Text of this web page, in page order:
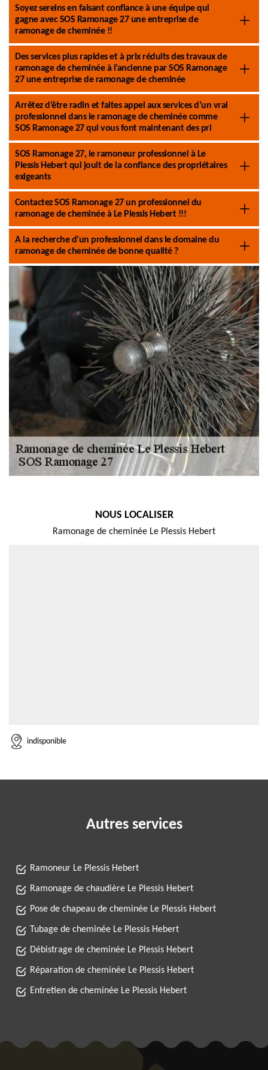
Soyez sereins en faisant confiance à une équipe qui
gagne avec SOS Ramonage 27 une entreprise de
ramonage de cheminée !!
Des services plus rapides et à prix réduits des travaux de
ramonage de cheminée à l’ancienne par SOS Ramonage
27 une entreprise de ramonage de cheminée
Arrêtez d’être radin et faites appel aux services d’un vrai
professionnel dans le ramonage de cheminée comme
SOS Ramonage 27 qui vous font maintenant des pri
SOS Ramonage 27, le ramoneur professionnel à Le
Plessis Hebert qui jouit de la confiance des propriétaires
exigeants
Contactez SOS Ramonage 27 un professionnel du
ramonage de cheminée à Le Plessis Hebert !!!
A la recherche d’un professionnel dans le domaine du
ramonage de cheminée de bonne qualité ?
NOUS LOCALISER
Ramonage de cheminée Le Plessis Hebert
indisponible
Autres services
Ramoneur Le Plessis Hebert
Ramonage de chaudière Le Plessis Hebert
Pose de chapeau de cheminée Le Plessis Hebert
Tubage de cheminée Le Plessis Hebert
Débistrage de cheminée Le Plessis Hebert
Réparation de cheminée Le Plessis Hebert
Entretien de cheminée Le Plessis Hebert